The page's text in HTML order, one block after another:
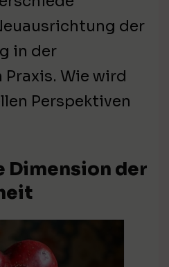
der
in der
Wie wird
Perspektiven
Dimension der